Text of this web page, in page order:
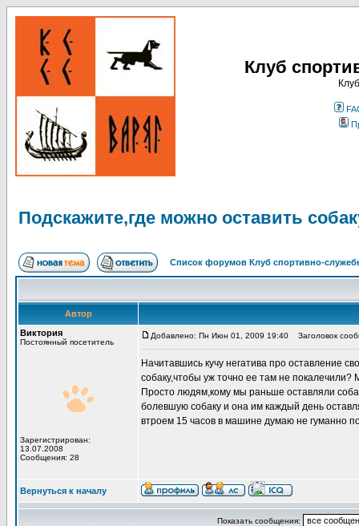
Клуб
Подскажите,где можно оставить
Список форумов Клуб спортивно-
Автор
Виктория
Постоянный посетитель
Зарегистрирован:
13.07.2008
Сообщения: 28
Добавлено: Пн Июн 01, 2009 19:40 Заголовок
Начитавшись кучу негатива про оставление
собаку,чтобы уж точно ее там не
Просто людям,кому мы раньше оставляли
болевшую собаку и она им каждый день
втроем 15 часов в машине думаю не гуманно
Вернуться к началу
Показать сообщения: